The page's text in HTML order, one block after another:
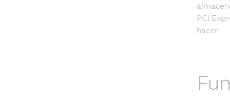
PCI
hacer.